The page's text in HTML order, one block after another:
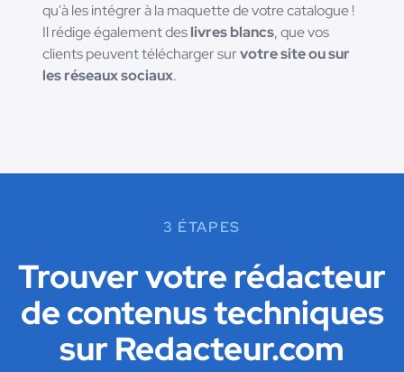
qu'à les intégrer à la maquette de votre catalogue !
Il rédige également deslivres blancs, que vos
clients peuvent télécharger survotre site ou sur
les réseaux sociaux.
3 ÉTAPES
Trouver votre rédacteur
de contenus techniques
sur Redacteur.com